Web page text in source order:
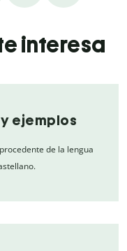
interesa
ejemplos
de la lengua